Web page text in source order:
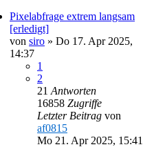
Pixelabfrage extrem langsam
[erledigt]
von siro » Do 17. Apr 2025,
14:37
1
2
21 Antworten
16858 Zugriffe
Letzter Beitrag von
af0815
Mo 21. Apr 2025, 15:41